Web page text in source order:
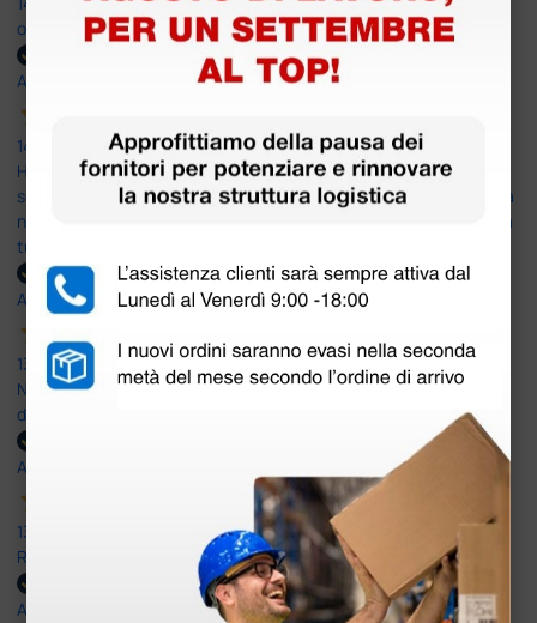
ottima
Acquirente verificato
14 Luglio 2026
Ho acquistato un ecografo da Doctor Shop e sono rimasto molto
soddisfatto dell'esperienza. Apparecchiatura di qualità, consegna
nei tempi previsti e un servizio clienti disponibile che ha risposto a
tutti i miei dubbi prima dell'acquisto. Consigliato
Acquirente verificato
13 Luglio 2026
Nulla da eccepire. Tutto estremamente chiaro e corretto,
dall’ordine alla consegna.
Acquirente verificato
13 Luglio 2026
Rapidi, disponibili ben forniti
Acquirente verificato